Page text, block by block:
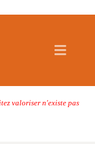
valoriser n'existe pas